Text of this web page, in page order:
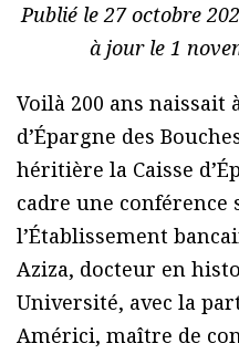
Publié le 27 octobre
à jour le 1
Voilà 200 ans naissait
d’Épargne des
héritière la Caisse
cadre une conférence
l’Établissement
Aziza, docteur en
Université, avec la
Américi, maître de